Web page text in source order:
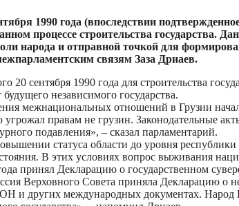
1990 года (впоследствии
процессе строительства государства.
народа и отправной точкой для
связям Заза Дриаев.
20 сентября 1990 года для строительства
независимого государства.
межнациональных отношений в Грузии
правам не грузин. Законодательные
подавления», – сказал парламентарий.
статуса области до уровня
В этих условиях вопрос выживания
принял Декларацию о государственном
Верховного Совета приняла Декларацию
и других международных документах.